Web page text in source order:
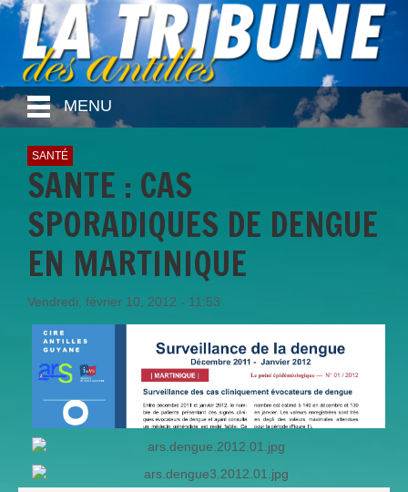
MENU
SANTÉ
SANTE : CAS
SPORADIQUES DE DENGUE
EN MARTINIQUE
Vendredi, février 10, 2012 - 11:53